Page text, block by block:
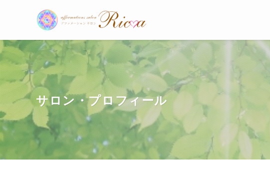
サロン・プロフィール